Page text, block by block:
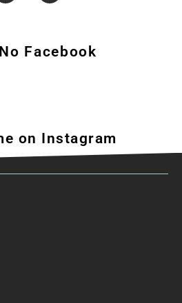
Facebook
on Instagram